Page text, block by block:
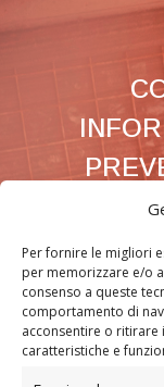
Per fornire le migliori
per memorizzare e/o
consenso a queste
comportamento di
acconsentire o ritirare
caratteristiche e